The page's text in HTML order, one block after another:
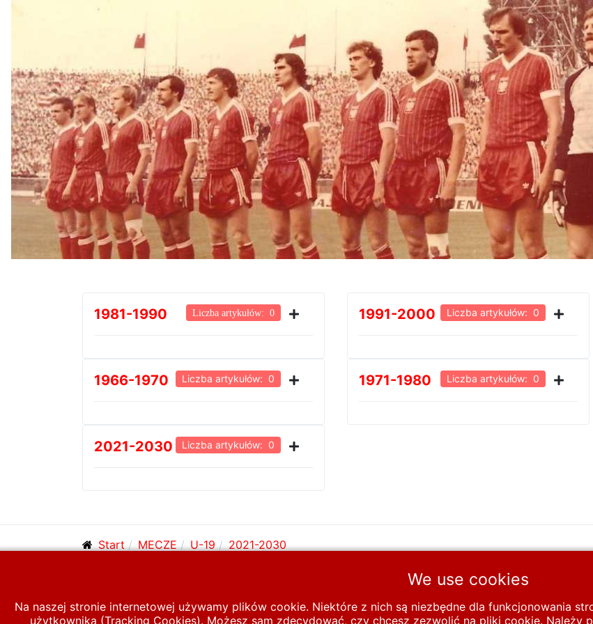
1981-1990 Liczba artykułów: 0 1991-2000 Liczba artykułów: 0
1966-1970 Liczba artykułów: 0 1971-1980 Liczba artykułów: 0
2021-2030 Liczba artykułów: 0
Start MECZE U-19 2021-2030
We use cookies
Na naszej stronie internetowej używamy plików cookie. Niektóre z nich są niezbędne dla funkcjonowania
użytkownika (Tracking Cookies). Możesz sam zdecydować, czy chcesz zezwolić na pliki cookie. Należy